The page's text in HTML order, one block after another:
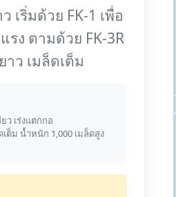
เริ่มด้วย FK-1 เพื่อ
รง ตามด้วย FK-3R
าว เมล็ดเต็ม
ยว เร่งแตกกอ
เต็ม น้ำหนัก 1,000 เมล็ดสูง